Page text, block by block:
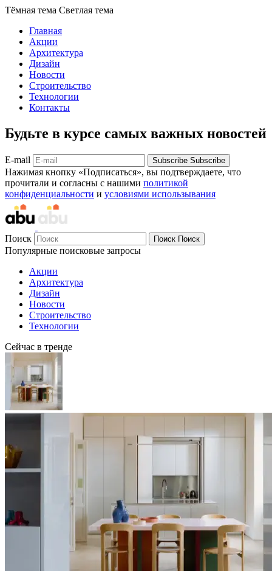
Тёмная тема Светлая тема
Главная
Акции
Архитектура
Дизайн
Новости
Строительство
Технологии
Контакты
Будьте в курсе самых важных новостей
E-mail Subscribe Subscribe
Нажимая кнопку «Подписаться», вы подтверждаете, что
прочитали и согласны с нашими политикой
конфиденциальности и условиями использывания
Поиск Поиск Поиск
Популярные поисковые запросы
Акции
Архитектура
Дизайн
Новости
Строительство
Технологии
Сейчас в тренде